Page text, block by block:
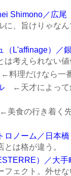
Shimono／広尾
に、旨けりゃな
（L'affinage）／
は考えられない値
理だけなら一番
←天才によって
食の行き着く
ロノーム／日本橋
は格が違う。
）／大手
フェクト。外せな